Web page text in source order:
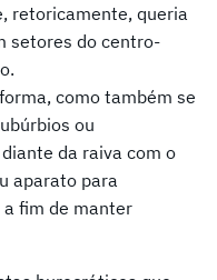
retoricamente, queria
setores do centro-
como também se
ou
da raiva com o
aparato para
fim de manter